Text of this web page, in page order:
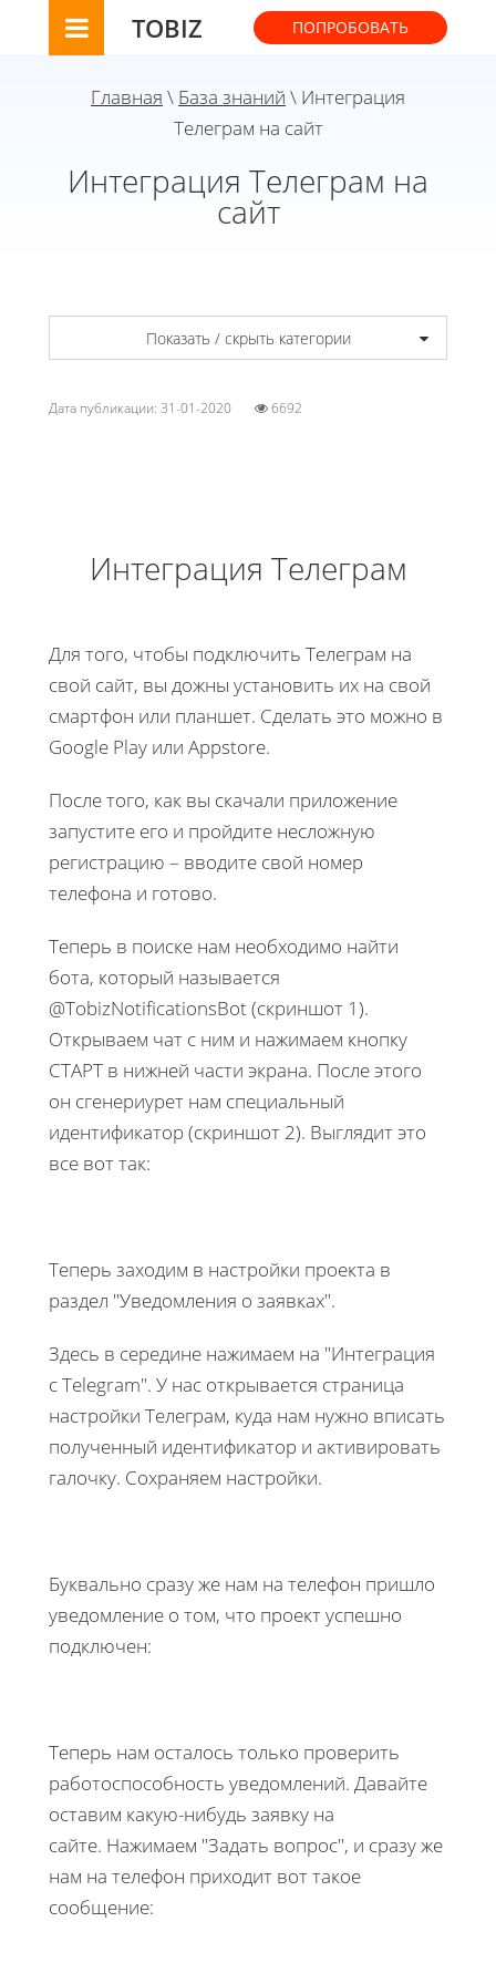
TOBIZ ПОПРОБОВАТЬ
Главная \ База знаний \ Интеграция
Телеграм на сайт
Интеграция Телеграм на
сайт
Показать / скрыть категории
Дата публикации: 31-01-2020 6692
Интеграция Телеграм
Для того, чтобы подключить Телеграм на
свой сайт, вы дожны установить их на свой
смартфон или планшет. Сделать это можно в
Google Play или Appstore.
После того, как вы скачали приложение
запустите его и пройдите несложную
регистрацию – вводите свой номер
телефона и готово.
Теперь в поиске нам необходимо найти
бота, который называется
@TobizNotificationsBot (скриншот 1).
Открываем чат с ним и нажимаем кнопку
СТАРТ в нижней части экрана. После этого
он сгенериурет нам специальный
идентификатор (скриншот 2). Выглядит это
все вот так:
Теперь заходим в настройки проекта в
раздел "Уведомления о заявках".
Здесь в середине нажимаем на "Интеграция
с Telegram". У нас открывается страница
настройки Телеграм, куда нам нужно вписать
полученный идентификатор и активировать
галочку. Сохраняем настройки.
Буквально сразу же нам на телефон пришло
уведомление о том, что проект успешно
подключен:
Теперь нам осталось только проверить
работоспособность уведомлений. Давайте
оставим какую-нибудь заявку на
сайте. Нажимаем "Задать вопрос", и сразу же
нам на телефон приходит вот такое
сообщение: